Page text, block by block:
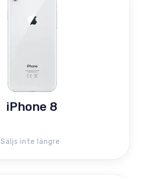
iPhone 8
Säljs inte längre